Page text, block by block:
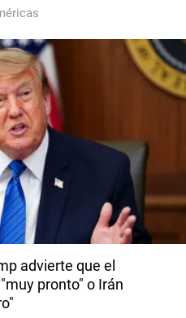
advierte que el
pronto" o Irán